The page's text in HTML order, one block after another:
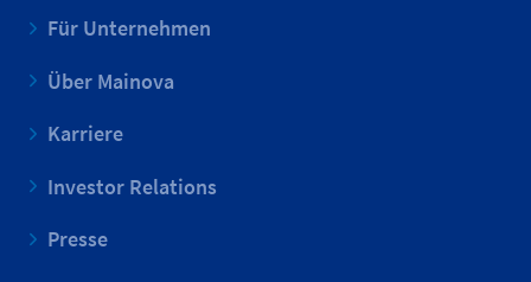
Für Unternehmen
Über Mainova
Karriere
Investor Relations
Presse